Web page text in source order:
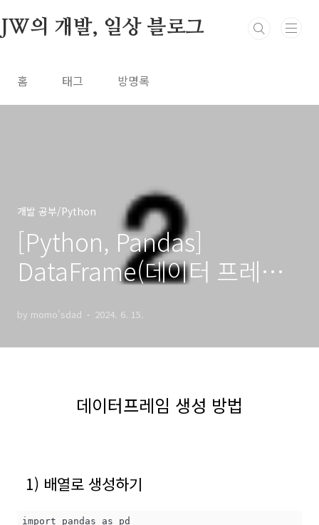
JW의 개발, 일상 블로그
홈 태그 방명록
개발 공부/Python
[Python, Pandas]
DataFrame(데이터 프레임)
by momo'sdad 2024. 6. 15.
데이터프레임 생성 방법
1) 배열로 생성하기
import pandas as pd